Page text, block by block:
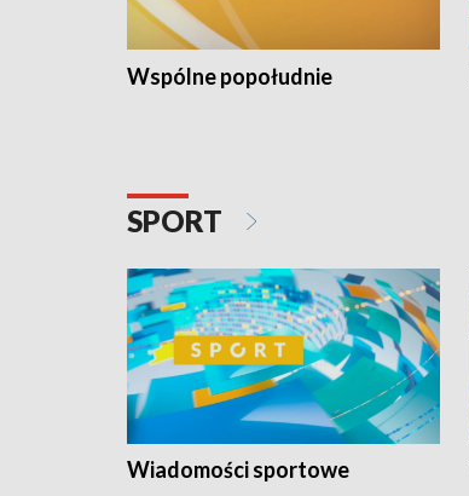
Wspólne popołudnie
SPORT
Wiadomości sportowe